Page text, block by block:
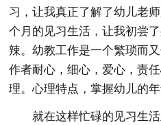
习，让我真正了解了幼儿老
个月的见习生活，让我初尝
辣。幼教工作是一个繁琐而
作者耐心，细心，爱心，责
理。心理特点，掌握幼儿的
就在这样忙碌的见习生